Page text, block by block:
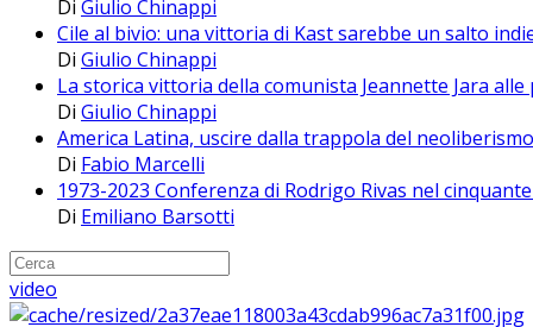
Di Giulio Chinappi
Cile al bivio: una vittoria di Kast sarebbe un salto
Di Giulio Chinappi
La storica vittoria della comunista Jeannette Jara
Di Giulio Chinappi
America Latina, uscire dalla trappola del neoliberismo
Di Fabio Marcelli
1973-2023 Conferenza di Rodrigo Rivas nel
Di Emiliano Barsotti
video